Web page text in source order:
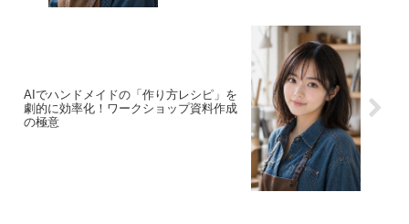
AIでハンドメイドの「作り方レシピ」を
劇的に効率化！ワークショップ資料作成
の極意